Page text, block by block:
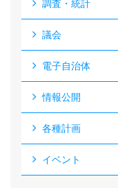
調査・統計
議会
電子自治体
情報公開
各種計画
イベント